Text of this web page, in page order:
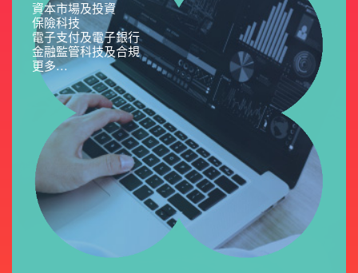
資本市場及投資
保險科技
電子支付及電子銀行
金融監管科技及合規
更多...